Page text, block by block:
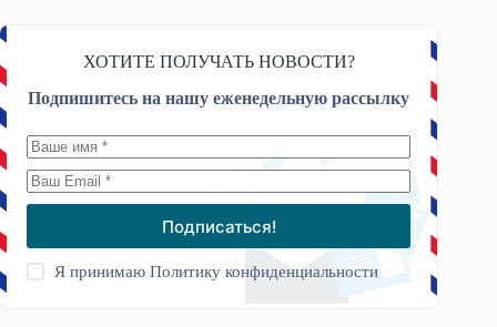
ХОТИТЕ ПОЛУЧАТЬ НОВОСТИ?
Подпишитесь на нашу еженедельную рассылку
Подписаться!
Я принимаюПолитику конфиденциальности